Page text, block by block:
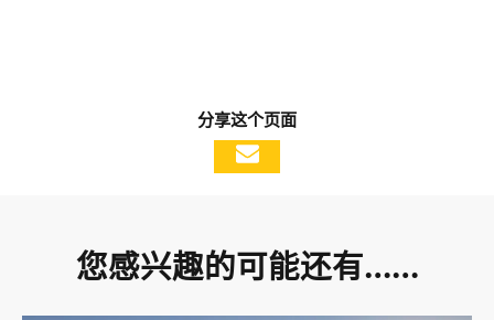
分享这个页面
您感兴趣的可能还有……